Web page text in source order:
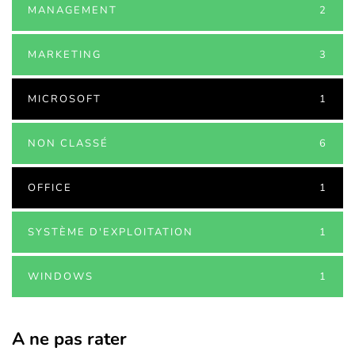
MANAGEMENT 2
MARKETING 3
MICROSOFT 1
NON CLASSÉ 6
OFFICE 1
SYSTÈME D'EXPLOITATION 1
WINDOWS 1
A ne pas rater